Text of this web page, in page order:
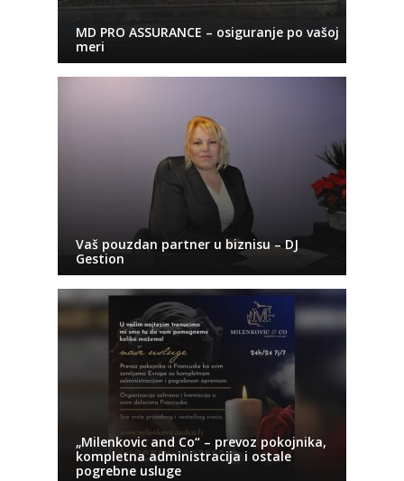
MD PRO ASSURANCE – osiguranje po vašoj
meri
Vaš pouzdan partner u biznisu – DJ
Gestion
„Milenkovic and Co“ – prevoz pokojnika,
kompletna administracija i ostale
pogrebne usluge